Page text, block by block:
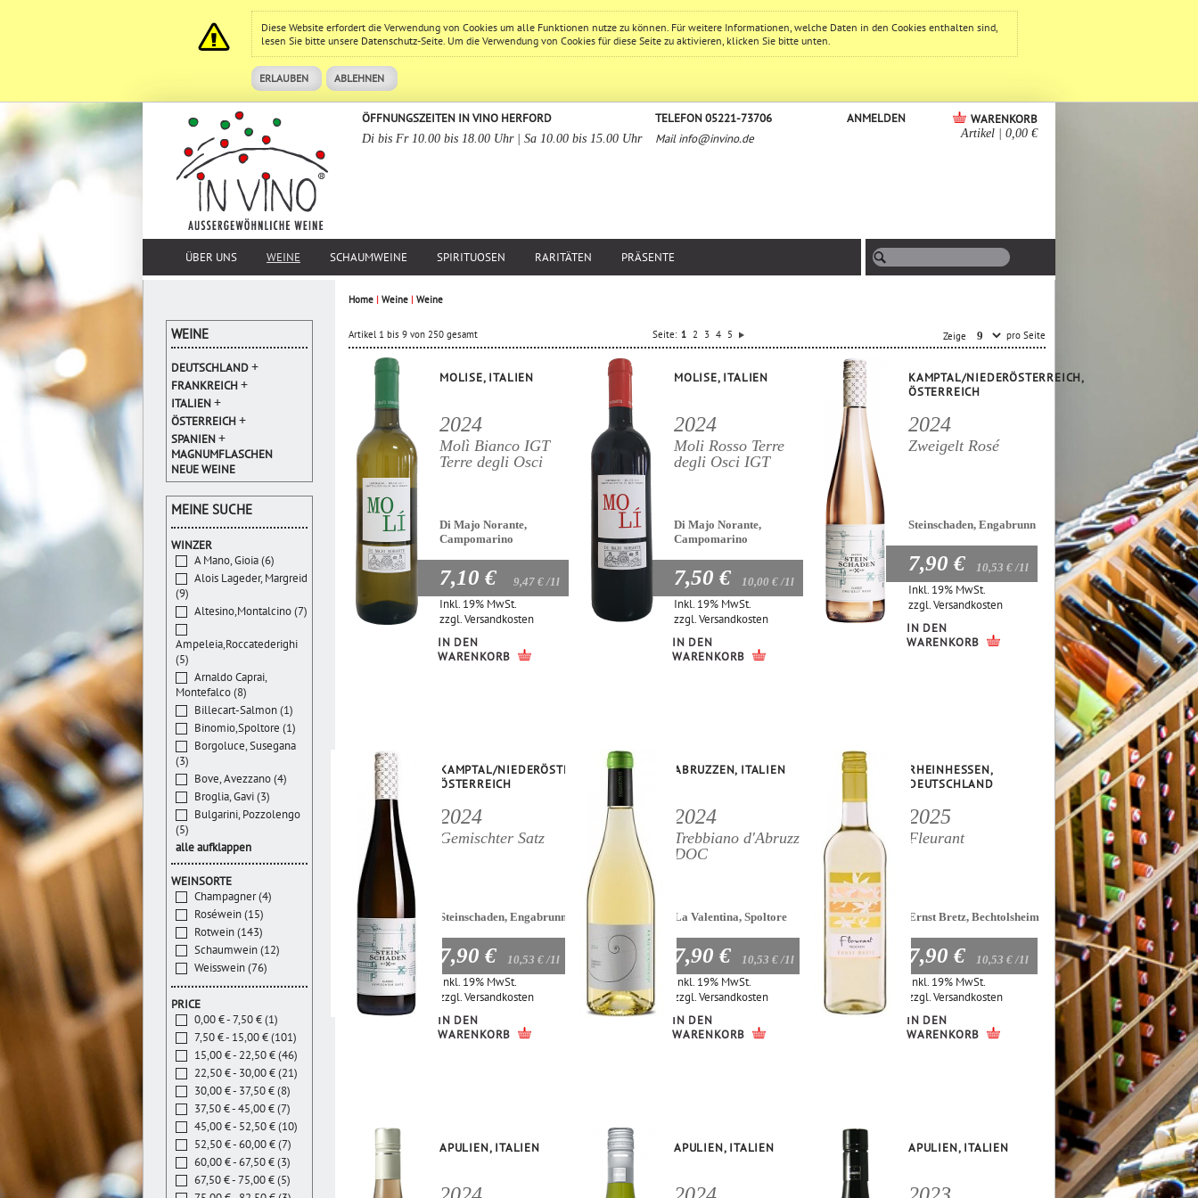
Diese Website erfordert die Verwendung von Cookies um alle Funktionen nutze zu können. Für weitere Informationen, welche Daten in den Cookies enthalten sind,
lesen Sie bitte unsere Datenschutz-Seite. Um die Verwendung von Cookies für diese Seite zu aktivieren, klicken Sie bitte unten.
ERLAUBEN ABLEHNEN
ÖFFNUNGSZEITEN IN VINO HERFORD
Di bis Fr 10.00 bis 18.00 Uhr | Sa 10.00 bis 15.00 Uhr
TELEFON 05221-73706
Mailinfo@invino.de
WARENKORB
Artikel 0,00 €
ANMELDEN
ÜBER UNS WEINE SCHAUMWEINE SPIRITUOSEN RARITÄTEN PRÄSENTE
Home | Weine | Weine
Artikel 1 bis 9 von 250 gesamt Zeige pro Seite
Seite: 1 2 3 4 5
MOLISE, ITALIEN
2024
Molì Bianco IGT
Terre degli Osci
Di Majo Norante,
Campomarino
7,10 € 9,47 € /1l
Inkl. 19% MwSt.
zzgl.Versandkosten
IN DEN
WARENKORB
MOLISE, ITALIEN
2024
Moli Rosso Terre
degli Osci IGT
Di Majo Norante,
Campomarino
7,50 € 10,00 € /1l
Inkl. 19% MwSt.
zzgl.Versandkosten
IN DEN
WARENKORB
KAMPTAL/NIEDERÖSTERREICH,
ÖSTERREICH
2024
Zweigelt Rosé
Steinschaden, Engabrunn
7,90 € 10,53 € /1l
Inkl. 19% MwSt.
zzgl.Versandkosten
IN DEN
WARENKORB
KAMPTAL/NIEDERÖSTERREICH,
ÖSTERREICH
2024
Gemischter Satz
Steinschaden, Engabrunn
7,90 € 10,53 € /1l
Inkl. 19% MwSt.
zzgl.Versandkosten
IN DEN
WARENKORB
ABRUZZEN, ITALIEN
2024
Trebbiano d'Abruzzo
DOC
La Valentina, Spoltore
7,90 € 10,53 € /1l
Inkl. 19% MwSt.
zzgl.Versandkosten
IN DEN
WARENKORB
RHEINHESSEN,
DEUTSCHLAND
2025
Fleurant
Ernst Bretz, Bechtolsheim
7,90 € 10,53 € /1l
Inkl. 19% MwSt.
zzgl.Versandkosten
IN DEN
WARENKORB
APULIEN, ITALIEN APULIEN, ITALIEN APULIEN, ITALIEN
WEINE
DEUTSCHLAND+
FRANKREICH+
ITALIEN+
ÖSTERREICH+
SPANIEN+
MAGNUMFLASCHEN
NEUE WEINE
MEINE SUCHE
WINZER
A Mano, Gioia (6)
Alois Lageder, Margreid
(9)
Altesino,Montalcino (7)
Ampeleia,Roccatederighi
(5)
Arnaldo Caprai,
Montefalco (8)
Billecart-Salmon (1)
Binomio,Spoltore (1)
Borgoluce, Susegana
(3)
Bove, Avezzano (4)
Broglia, Gavi (3)
Bulgarini, Pozzolengo
(5)
alle aufklappen
WEINSORTE
Champagner (4)
Roséwein (15)
Rotwein (143)
Schaumwein (12)
Weisswein (76)
PRICE
0,00 € - 7,50 € (1)
7,50 € - 15,00 € (101)
15,00 € - 22,50 € (46)
22,50 € - 30,00 € (21)
30,00 € - 37,50 € (8)
37,50 € - 45,00 € (7)
45,00 € - 52,50 € (10)
52,50 € - 60,00 € (7)
60,00 € - 67,50 € (3)
67,50 € - 75,00 € (5)